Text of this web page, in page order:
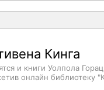
Кинга
и книги Уолпола
онлайн библиотеку